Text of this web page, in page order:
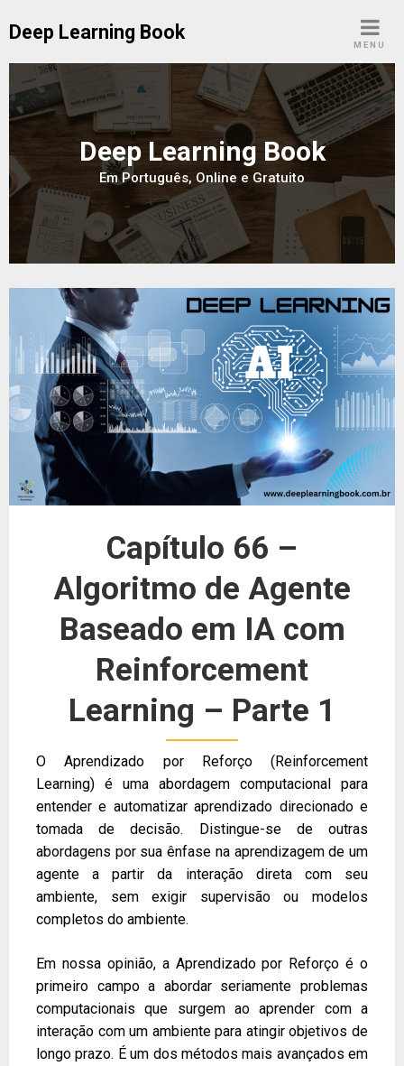
Deep Learning Book
MENU
Deep Learning Book
Em Português, Online e Gratuito
Capítulo 66 –
Algoritmo de Agente
Baseado em IA com
Reinforcement
Learning – Parte 1
O Aprendizado por Reforço (Reinforcement
Learning) é uma abordagem computacional para
entender e automatizar aprendizado direcionado e
tomada de decisão. Distingue-se de outras
abordagens por sua ênfase na aprendizagem de um
agente a partir da interação direta com seu
ambiente, sem exigir supervisão ou modelos
completos do ambiente.
Em nossa opinião, a Aprendizado por Reforço é o
primeiro campo a abordar seriamente problemas
computacionais que surgem ao aprender com a
interação com um ambiente para atingir objetivos de
longo prazo. É um dos métodos mais avançados em